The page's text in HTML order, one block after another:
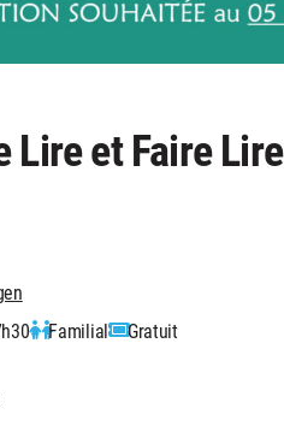
Lire et Faire Lire
Familial Gratuit